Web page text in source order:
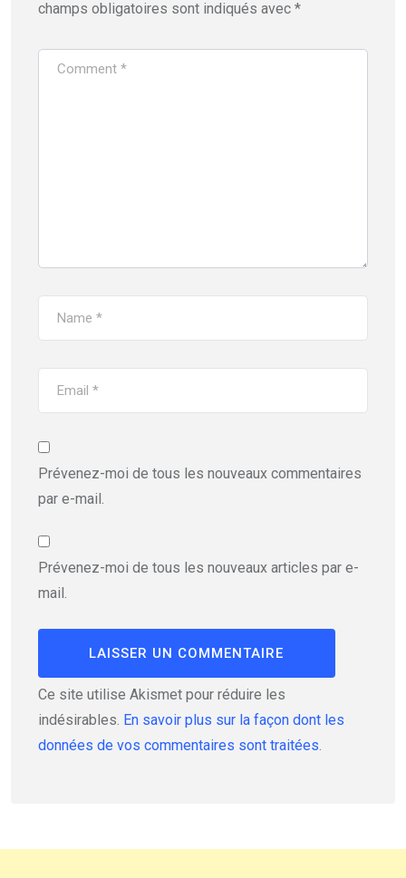
champs obligatoires sont indiqués avec *
Prévenez-moi de tous les nouveaux commentaires
par e-mail.
Prévenez-moi de tous les nouveaux articles par e-
mail.
Ce site utilise Akismet pour réduire les
indésirables. En savoir plus sur la façon dont les
données de vos commentaires sont traitées.